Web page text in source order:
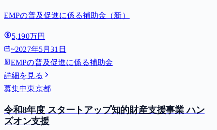
EMPの普及促進に係る補助金（新）
5,190万円
~2027年5月31日
EMPの普及促進に係る補助金
詳細を見る
募集中東京都
令和8年度 スタートアップ知的財産支援事業 ハン
ズオン支援